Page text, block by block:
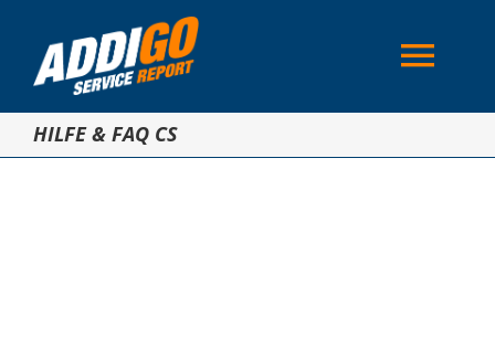
content
Oblasti použití
HILFE & FAQ CS